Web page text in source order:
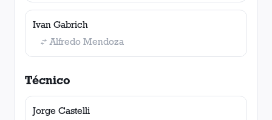
Ivan Gabrich
Alfredo Mendoza
Técnico
Jorge Castelli